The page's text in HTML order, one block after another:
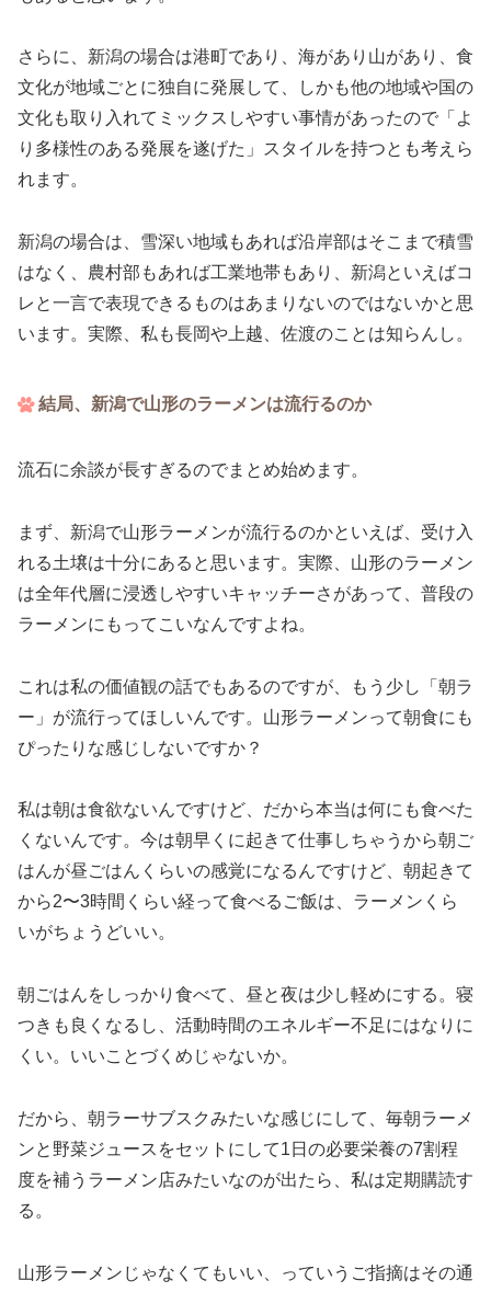
さらに、新潟の場合は港町であり、海があり山があり、食
文化が地域ごとに独自に発展して、しかも他の地域や国の
文化も取り入れてミックスしやすい事情があったので「よ
り多様性のある発展を遂げた」スタイルを持つとも考えら
れます。
新潟の場合は、雪深い地域もあれば沿岸部はそこまで積雪
はなく、農村部もあれば工業地帯もあり、新潟といえばコ
レと一言で表現できるものはあまりないのではないかと思
います。実際、私も長岡や上越、佐渡のことは知らんし。
結局、新潟で山形のラーメンは流行るのか
流石に余談が長すぎるのでまとめ始めます。
まず、新潟で山形ラーメンが流行るのかといえば、受け入
れる土壌は十分にあると思います。実際、山形のラーメン
は全年代層に浸透しやすいキャッチーさがあって、普段の
ラーメンにもってこいなんですよね。
これは私の価値観の話でもあるのですが、もう少し「朝ラ
ー」が流行ってほしいんです。山形ラーメンって朝食にも
ぴったりな感じしないですか？
私は朝は食欲ないんですけど、だから本当は何にも食べた
くないんです。今は朝早くに起きて仕事しちゃうから朝ご
はんが昼ごはんくらいの感覚になるんですけど、朝起きて
から2〜3時間くらい経って食べるご飯は、ラーメンくら
いがちょうどいい。
朝ごはんをしっかり食べて、昼と夜は少し軽めにする。寝
つきも良くなるし、活動時間のエネルギー不足にはなりに
くい。いいことづくめじゃないか。
だから、朝ラーサブスクみたいな感じにして、毎朝ラーメ
ンと野菜ジュースをセットにして1日の必要栄養の7割程
度を補うラーメン店みたいなのが出たら、私は定期購読す
る。
山形ラーメンじゃなくてもいい、っていうご指摘はその通